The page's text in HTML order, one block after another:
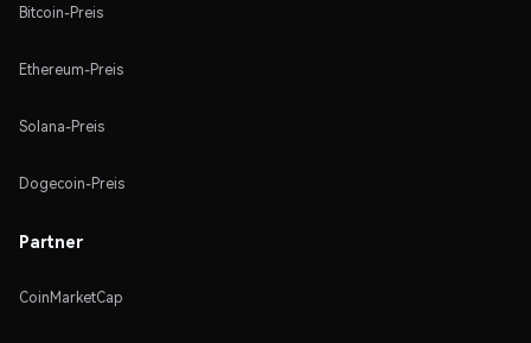
Bitcoin-Preis
Ethereum-Preis
Solana-Preis
Dogecoin-Preis
Partner
CoinMarketCap